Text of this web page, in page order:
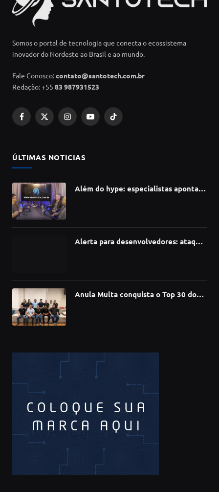
Somos o portal de tecnologia que conecta o ecossistema
inovador do Nordeste ao Brasil e ao mundo.
Fale Conosco:contato@santotech.com.br
Redação: +55 83 987931523
Facebook
X
InstagramYouTubeTikTok
ÚLTIMAS NOTICIAS
Além do hype: especialistas apontam
Alerta para desenvolvedores: ataque
Anula Multa conquista o Top 30 do